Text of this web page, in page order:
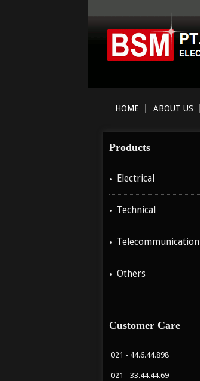
HOME ABOUT US
Products
Electrical
Technical
Telecommunication
Others
Customer Care
021 - 44.6.44.898
021 - 33.44.44.69